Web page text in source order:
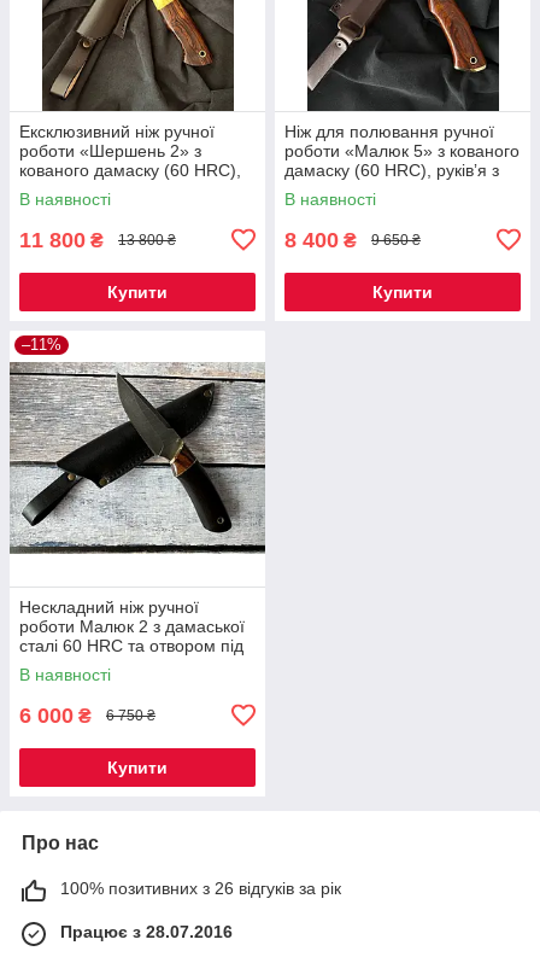
Ексклюзивний ніж ручної
роботи «Шершень 2» з
кованого дамаску (60 HRC),
руківʼя з айронвуду, шкіряний
чохол
В наявності
11 800 ₴ 13 800 ₴
Купити
Ніж для полювання ручної
роботи «Малюк 5» з кованого
дамаску (60 HRC), руківʼя з
айронвуду, шкіряний чохол
В наявності
8 400 ₴ 9 650 ₴
Купити
–11%
Нескладний ніж ручної
роботи Малюк 2 з дамаської
сталі 60 HRC та отвором під
темляк, шкіряний чохол у
комплекті
В наявності
6 000 ₴ 6 750 ₴
Купити
Про нас
100% позитивних з 26 відгуків за рік
Працює з 28.07.2016